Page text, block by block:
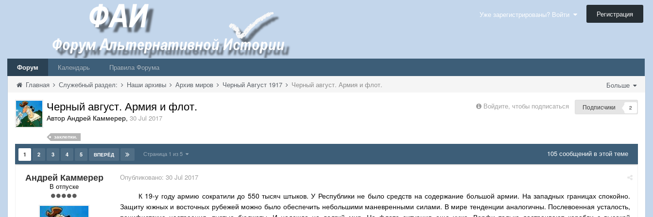
Уже зарегистрированы? Войти Регистрация
Форум Календарь
Правила Форума
Больше
Главная Служебный раздел: Наши архивы Архив миров Черный Август 1917 Черный август. Армия и флот.
Войдите, чтобы подписаться Подписчики 2
Черный август. Армия и флот.
Автор Андрей Каммерер, 30 Jul 2017
заклепки.
105 сообщений в этой теме
1 2 3 4 5 ВПЕРЁД Страница 1 из 5
Андрей Каммерер
В отпуске
Опубликовано: 30 Jul 2017
К 19-у году армию сократили до 550 тысяч штыков. У Республики не было средств на содержание большой армии. На западных границах спокойно.
Защиту южных и восточных рубежей можно было обеспечить небольшими маневренными силами. В мире тенденции аналогичны. Послевоенная усталость,